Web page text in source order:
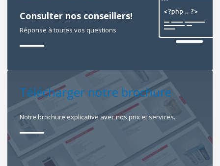
Consulter nos conseillers!
Réponse à toutes vos questions
Télécharger notre brochure
Notre brochure explicative avec nos prix et services.